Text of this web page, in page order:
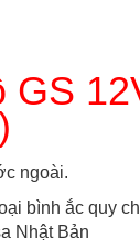
GS
ngoài.
bình ắc quy
Nhật Bản